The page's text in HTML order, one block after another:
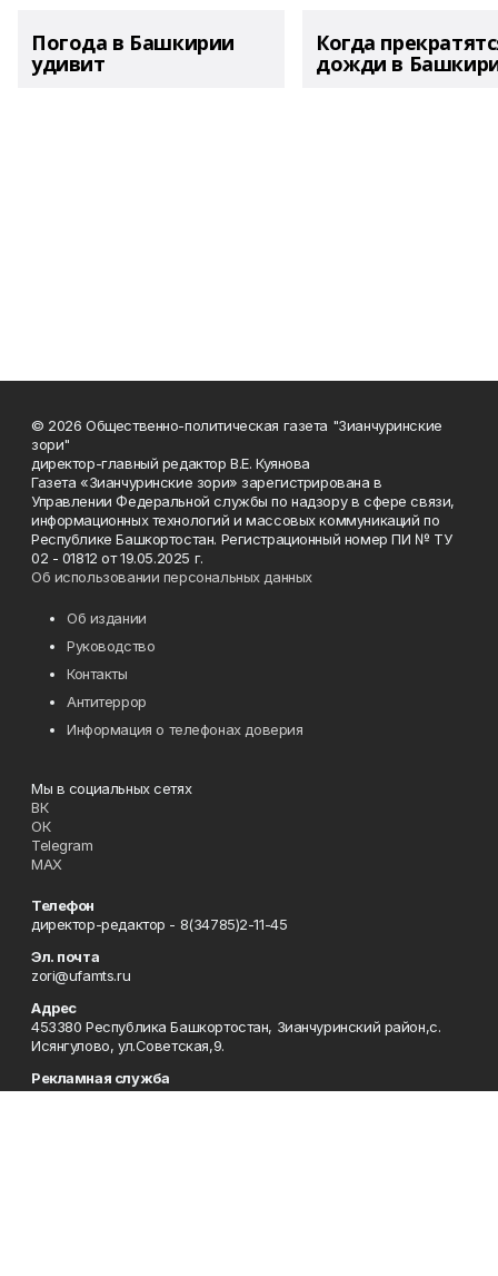
Погода в Башкирии
удивит
Когда
дожди в
© 2026 Общественно-политическая газета "Зианчуринские
зори"
директор-главный редактор В.Е. Куянова
Газета «Зианчуринские зори» зарегистрирована в
Управлении Федеральной службы по надзору в сфере связи,
информационных технологий и массовых коммуникаций по
Республике Башкортостан. Регистрационный номер ПИ № ТУ
02 - 01812 от 19.05.2025 г.
Об использовании персональных данных
Об издании
Руководство
Контакты
Антитеррор
Информация о телефонах доверия
Мы в социальных сетях
ВК
ОК
Telegram
MAX
Телефон
директор-редактор - 8(34785)2-11-45
Эл. почта
zori@ufamts.ru
Адрес
453380 Республика Башкортостан, Зианчуринский район,с.
Исянгулово, ул.Советская,9.
Рекламная служба
8(34785)2-11-09